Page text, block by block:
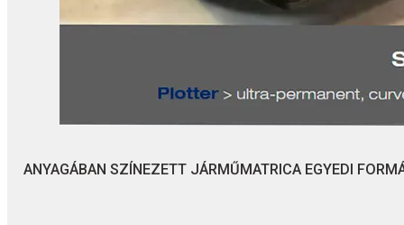
ANYAGÁBAN SZÍNEZETT JÁRMŰMATRICA EGYEDI